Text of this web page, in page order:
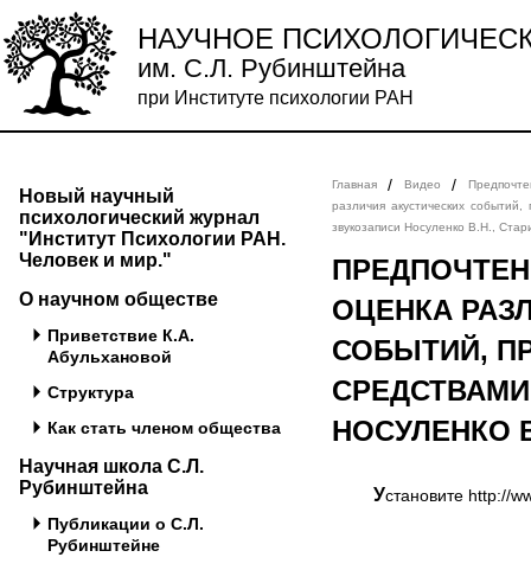
НАУЧНОЕ
им. С.Л. Рубинштейна
при Институте психологии РАН
Новый научный
психологический журнал
"Институт Психологии РАН.
Человек и мир."
О научном обществе
Приветствие К.А.
Абульхановой
Структура
Как стать членом общества
Научная школа С.Л.
Рубинштейна
Публикации о С.Л.
Рубинштейне
Главная / Видео /
различия акустических
звукозаписи Носуленко В.Н.,
ОЦЕНКА
СОБЫТИЙ,
НОСУЛЕНКО
Установите http://